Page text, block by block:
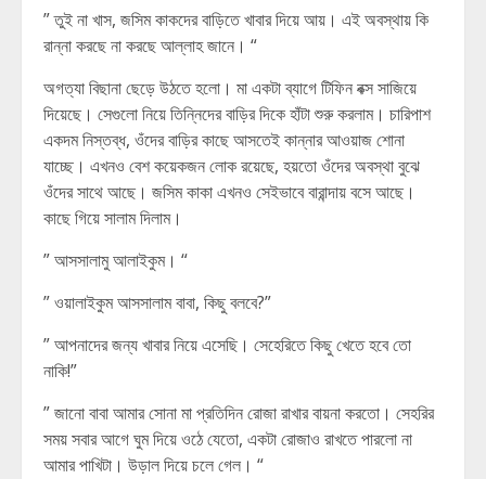
” তুই না খাস, জসিম কাকদের বাড়িতে খাবার দিয়ে আয়। এই অবস্থায় কি
রান্না করছে না করছে আল্লাহ জানে। “
অগত্যা বিছানা ছেড়ে উঠতে হলো। মা একটা ব্যাগে টিফিন বক্স সাজিয়ে
দিয়েছে। সেগুলো নিয়ে তিন্নিদের বাড়ির দিকে হাঁটা শুরু করলাম। চারিপাশ
একদম নিস্তব্ধ, ওঁদের বাড়ির কাছে আসতেই কান্নার আওয়াজ শোনা
যাচ্ছে। এখনও বেশ কয়েকজন লোক রয়েছে, হয়তো ওঁদের অবস্থা বুঝে
ওঁদের সাথে আছে। জসিম কাকা এখনও সেইভাবে বারান্দায় বসে আছে।
কাছে গিয়ে সালাম দিলাম।
” আসসালামু আলাইকুম। “
” ওয়ালাইকুম আসসালাম বাবা, কিছু বলবে?”
” আপনাদের জন্য খাবার নিয়ে এসেছি। সেহেরিতে কিছু খেতে হবে তো
নাকি!”
” জানো বাবা আমার সোনা মা প্রতিদিন রোজা রাখার বায়না করতো। সেহরির
সময় সবার আগে ঘুম দিয়ে ওঠে যেতো, একটা রোজাও রাখতে পারলো না
আমার পাখিটা। উড়াল দিয়ে চলে গেল। “